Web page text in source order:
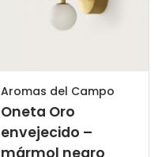
Aromas del Campo
Oneta Oro
envejecido –
mármol negro